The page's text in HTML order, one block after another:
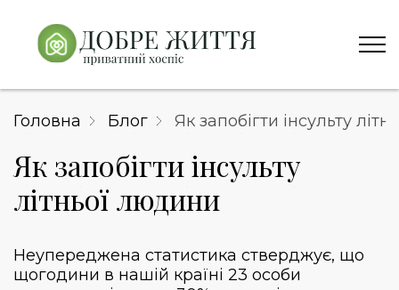
Головна Блог Як запобігти інсульту
Як запобігти інсульту
літньої людини
Неупереджена статистика стверджує, що
щогодини в нашій країні 23 особи